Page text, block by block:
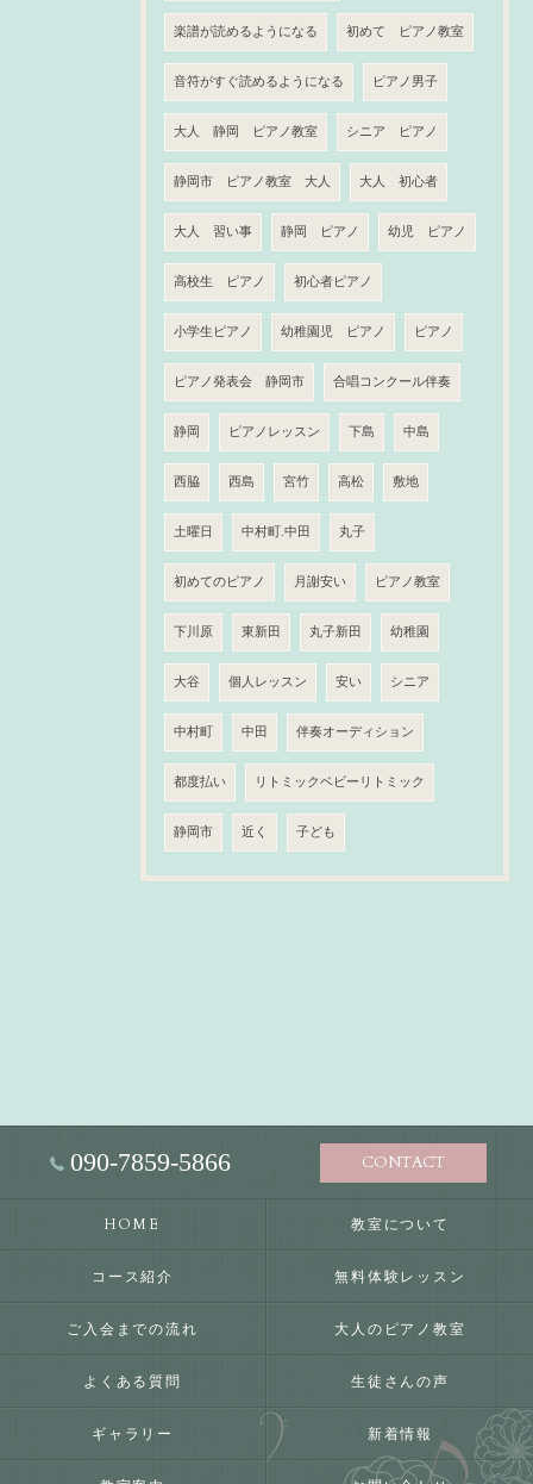
楽譜が読めるようになる 初めて ピアノ教室
音符がすぐ読めるようになる ピアノ男子
大人 静岡 ピアノ教室 シニア ピアノ
静岡市 ピアノ教室 大人 大人 初心者
大人 習い事 静岡 ピアノ 幼児 ピアノ
高校生 ピアノ 初心者ピアノ
小学生ピアノ 幼稚園児 ピアノ ピアノ
ピアノ発表会 静岡市 合唱コンクール伴奏
静岡 ピアノレッスン 下島 中島
西脇 西島 宮竹 高松 敷地
土曜日 中村町.中田 丸子
初めてのピアノ 月謝安い ピアノ教室
下川原 東新田 丸子新田 幼稚園
大谷 個人レッスン 安い シニア
中村町 中田 伴奏オーディション
都度払い リトミックベビーリトミック
静岡市 近く 子ども
090-7859-5866 CONTACT
HOME 教室について
コース紹介 無料体験レッスン
ご入会までの流れ 大人のピアノ教室
よくある質問 生徒さんの声
ギャラリー 新着情報